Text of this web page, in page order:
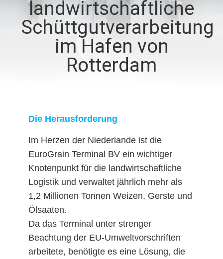
WERKSBESICHTIGUNG
QUALITÄTSKONTROLLE
RECHTSSACHEN
CONTACT
SITEMAP
DATENSCHUTZRICHTLINIE
landwirtschaftliche
Schüttgutverarbeitung
im Hafen von
Rotterdam
Die Herausforderung
Im Herzen der Niederlande ist die
EuroGrain Terminal BV ein wichtiger
Knotenpunkt für die landwirtschaftliche
Logistik und verwaltet jährlich mehr als
1,2 Millionen Tonnen Weizen, Gerste und
Ölsaaten.
Da das Terminal unter strenger
Beachtung der EU-Umweltvorschriften
arbeitete, benötigte es eine Lösung, die